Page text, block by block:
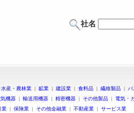
社名
水産・農林業 | 鉱業 | 建設業 | 食料品 | 繊維製品 |
気機器 | 輸送用機器 | 精密機器 | その他製品 | 電気・
業 | 保険業 | その他金融業 | 不動産業 | サービス業